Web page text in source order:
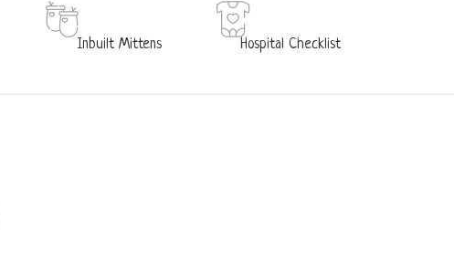
Inbuilt Mittens Hospital Checklist